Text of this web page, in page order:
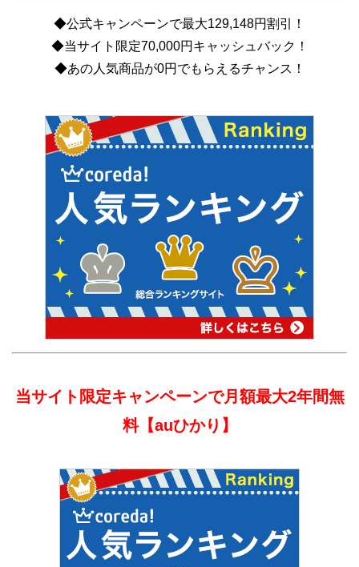
◆公式キャンペーンで最大129,148円割引！
◆当サイト限定70,000円キャッシュバック！
◆あの人気商品が0円でもらえるチャンス！
当サイト限定キャンペーンで月額最大2年間無
料【auひかり】